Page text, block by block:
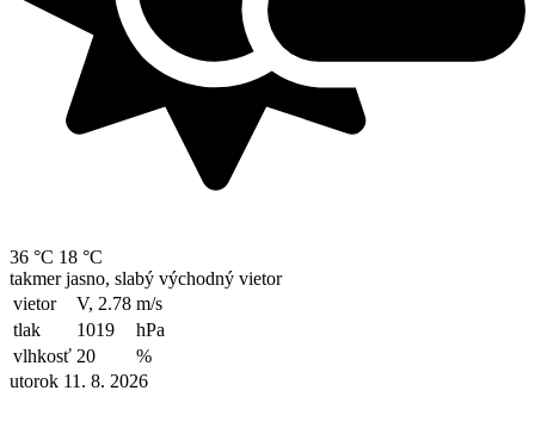
36 °C 18 °C
takmer jasno, slabý východný vietor
vietor
V, 2.78 m/s
tlak
1019
hPa
vlhkosť 20
%
utorok 11. 8. 2026